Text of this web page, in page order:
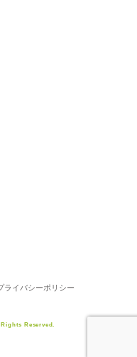
ライバシーポリシー
Reserved.